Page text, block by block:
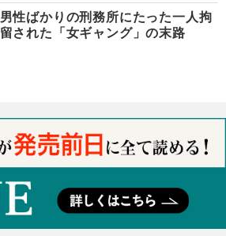
男性ばかりの刑務所にたった一人拘
留された「女ギャング」の末路